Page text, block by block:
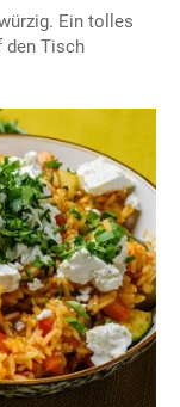
Ein tolles
den Tisch